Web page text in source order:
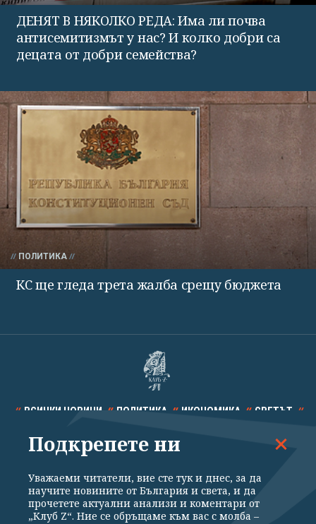
ДЕНЯТ В НЯКОЛКО РЕДА: Има ли почва
антисемитизмът у нас? И колко добри са
децата от добри семейства?
ПОЛИТИКА
КС ще гледа трета жалба срещу бюджета
ВСИЧКИ НОВИНИ ПОЛИТИКА ИКОНОМИКА СВЕТЪТ
СПОРТ КУЛТУРА ТЕХНОЛОГИИ КАЛЕЙДОСКОП
Подкрепете ни
Уважаеми читатели, вие сте тук и днес, за да
научите новините от България и света, и да
прочетете актуални анализи и коментари от
„Клуб Z“. Ние се обръщаме към вас с молба –